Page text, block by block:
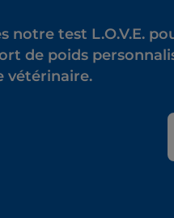
notre test L.O.V.E.
de poids
vétérinaire.